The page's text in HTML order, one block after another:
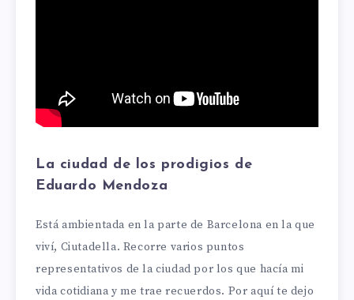
La ciudad de los prodigios de
Eduardo Mendoza
Está ambientada en la parte de Barcelona en la que
viví, Ciutadella. Recorre varios puntos
representativos de la ciudad por los que hacía mi
vida cotidiana y me trae recuerdos. Por aquí te dejo